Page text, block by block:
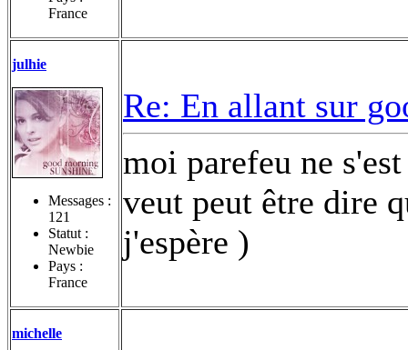
France
julhie
Messages :
121
Statut :
Newbie
Pays :
France
Re: En allant sur
moi parefeu ne
veut peut être dire
j'espère )
michelle